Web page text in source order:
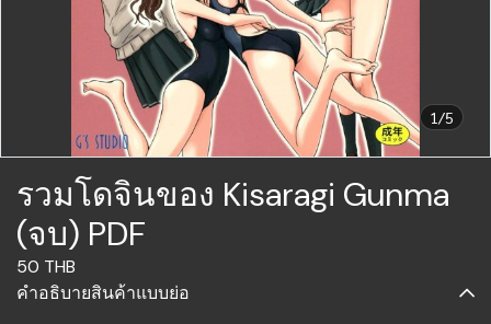
1/5
รวมโดจินของ Kisaragi Gunma
(จบ) PDF
50 THB
คำอธิบายสินค้าแบบย่อ